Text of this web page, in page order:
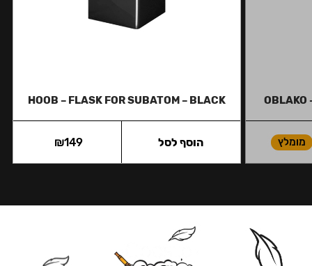
OBLAKO
מומלץ
HOOB – FLASK FOR SUBATOM – BLACK
₪149 הוסף לסל